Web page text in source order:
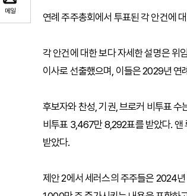
메일
연례 주주총회에서 투표된 각 안건에
각 안건에 대한 보다 자세한 설명은 위
이사로 선출했으며, 이들은 2029년 연
후보자와 찬성, 기권, 브로커 비투표
비투표 3,467만 8,292표를 받았다.
받았다.
제안 2에서 세러스의 주주들은 2024